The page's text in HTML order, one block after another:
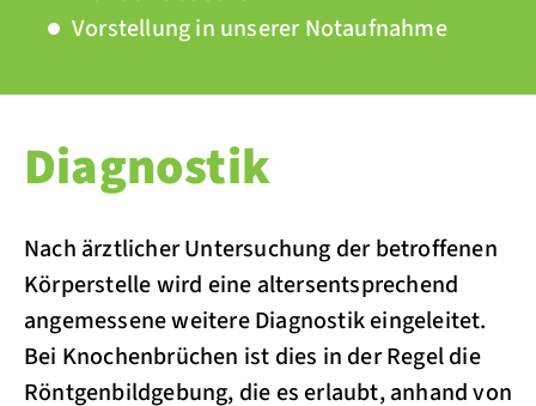
Vorstellung in unserer Notaufnahme
Diagnostik
Nach ärztlicher Untersuchung der betroffenen
Körperstelle wird eine altersentsprechend
angemessene weitere Diagnostik eingeleitet.
Bei Knochenbrüchen ist dies in der Regel die
Röntgenbildgebung, die es erlaubt, anhand von